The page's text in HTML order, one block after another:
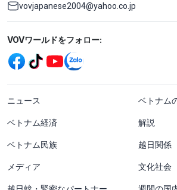
vovjapanese2004@yahoo.co.jp
Mạng xã hội
VOVワールドをフォロー:
menu footer tiếng Nhật
ニュース ベトナム
ベトナム経済 解説
ベトナム民族 越日関係
メディア 文化社会